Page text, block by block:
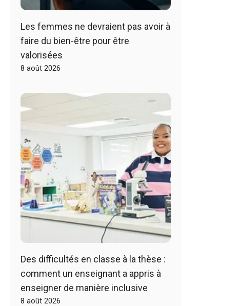
Les femmes ne devraient pas avoir à
faire du bien-être pour être
valorisées
8 août 2026
Des difficultés en classe à la thèse :
comment un enseignant a appris à
enseigner de manière inclusive
8 août 2026